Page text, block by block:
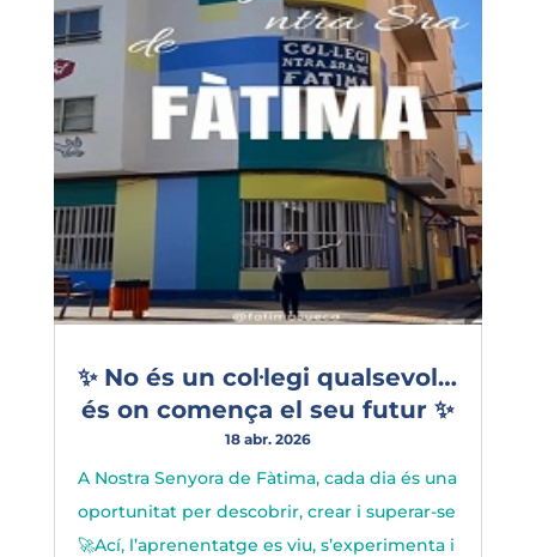
✨ No és un col·legi qualsevol…
és on comença el seu futur ✨
18 abr. 2026
A Nostra Senyora de Fàtima, cada dia és una
oportunitat per descobrir, crear i superar-se
🚀Ací, l’aprenentatge es viu, s’experimenta i